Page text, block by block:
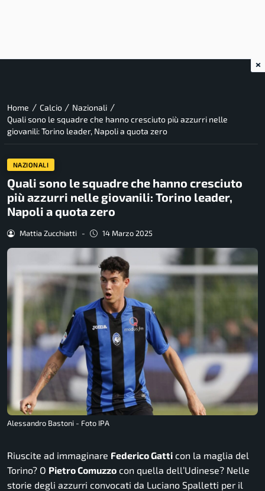
Home / Calcio / Nazionali /
Quali sono le squadre che hanno cresciuto più azzurri nelle
giovanili: Torino leader, Napoli a quota zero
NAZIONALI
Quali sono le squadre che hanno cresciuto
più azzurri nelle giovanili: Torino leader,
Napoli a quota zero
Mattia Zucchiatti - 14 Marzo 2025
Alessandro Bastoni - Foto IPA
Riuscite ad immaginare Federico Gatti con la maglia del
Torino? O Pietro Comuzzo con quella dell’Udinese? Nelle
storie degli azzurri convocati da Luciano Spalletti per il
×